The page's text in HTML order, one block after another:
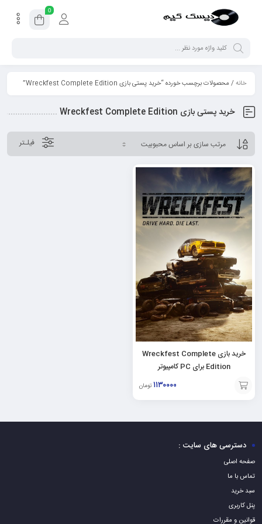
0
خانه/ محصولات برچسب خورده “خرید پستی بازی Wreckfest Complete Edition”
خرید پستی بازی Wreckfest Complete Edition
فیلـتر
خرید بازی Wreckfest Complete
Edition برای PC کامپیوتر
۱۱۳۰۰۰۰ تومان
افزودن
به
دسترسی های سایت :
صفحه اصلی
تماس با ما
سبد خرید
پنل کاربری
قوانین و مقررات